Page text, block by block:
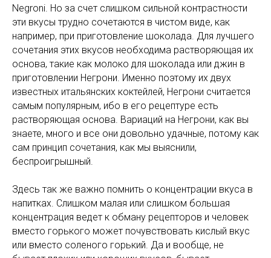
Negroni. Но за счет слишком сильной контрастности
эти вкусы трудно сочетаются в чистом виде, как
например, при приготовление шоколада. Для лучшего
сочетания этих вкусов необходима растворяющая их
основа, такие как молоко для шоколада или джин в
приготовлении Негрони. Именно поэтому их двух
известных итальянских коктейлей, Негрони считается
самым популярным, ибо в его рецептуре есть
растворяющая основа. Вариаций на Негрони, как вы
знаете, много и все они довольно удачные, потому как
сам принцип сочетания, как мы выяснили,
беспроигрышный.
Здесь так же важно помнить о концентрации вкуса в
напитках. Слишком малая или слишком большая
концентрация ведет к обману рецепторов и человек
вместо горького может почувствовать кислый вкус
или вместо соленого горький. Да и вообще, не